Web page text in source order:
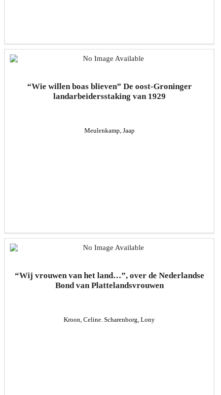
“Wie willen boas blieven” De oost-Groninger
landarbeidersstaking van 1929
Meulenkamp, Jaap
“Wij vrouwen van het land…”, over de Nederlandse
Bond van Plattelandsvrouwen
Kroon, Celine. Scharenborg, Lony